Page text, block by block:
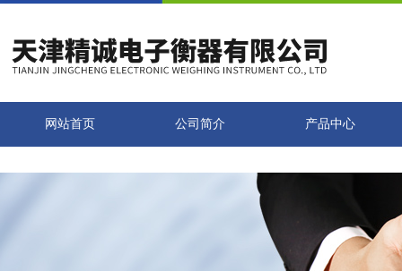
网站首页 公司简介 产品中心